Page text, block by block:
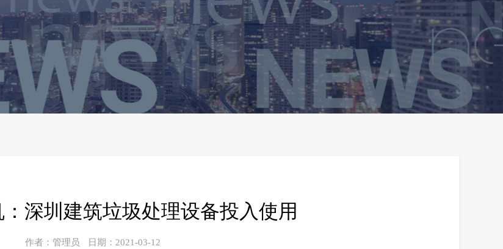
深圳建筑垃圾处理设备投入使用
作者：管理员 日期：2021-03-12